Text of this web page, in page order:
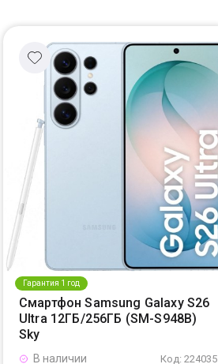
Гарантия 1 год
Смартфон Samsung Galaxy S26
Ultra 12ГБ/256ГБ (SM-S948B)
Sky
Код: 224035
В наличии